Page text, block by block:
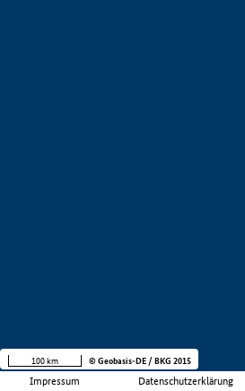
Impressum Datenschutzerklärung
100 km © Geobasis-DE / BKG 2015